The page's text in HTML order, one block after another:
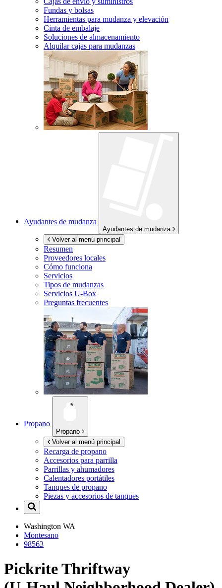
Fundas y bolsas
Herramientas para mudanza y elevación
Cinta de embalaje
Soluciones de almacenamiento
Alquilar cajas para mudanzas
Ayudantes de mudanza
Ayudantes de mudanza
Volver al menú principal
Resumen
Proveedores locales
Cómo funciona
Servicios
Tipos de mudanzas
Servicios U-Box
Preguntas frecuentes
Propano
Propano
Volver al menú principal
Recarga de propano
Accesorios para parrilla
Parrillas y ahumadores
Calentadores portátiles
Tanques de propano
Piezas y accesorios de tanques
Washington WA
Montesano
98563
Pickrite Thriftway